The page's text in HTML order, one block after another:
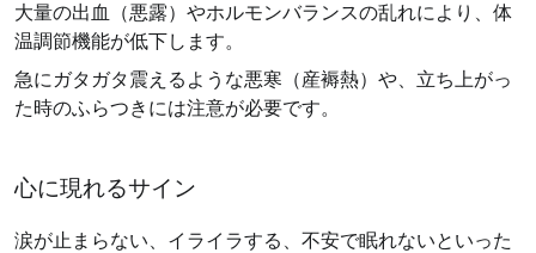
大量の出血（悪露）やホルモンバランスの乱れにより、体
温調節機能が低下します。
急にガタガタ震えるような悪寒（産褥熱）や、立ち上がっ
た時のふらつきには注意が必要です。
心に現れるサイン
涙が止まらない、イライラする、不安で眠れないといった